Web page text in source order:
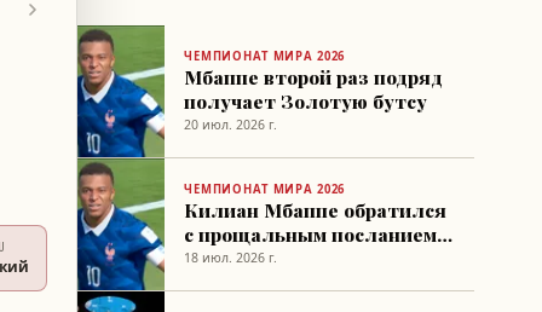
ЧЕМПИОНАТ МИРА 2026
Мбаппе второй раз подряд
получает Золотую бутсу
20 июл. 2026 г.
ЧЕМПИОНАТ МИРА 2026
Килиан Мбаппе обратился
с прощальным посланием к
Дидье Дешампу
18 июл. 2026 г.